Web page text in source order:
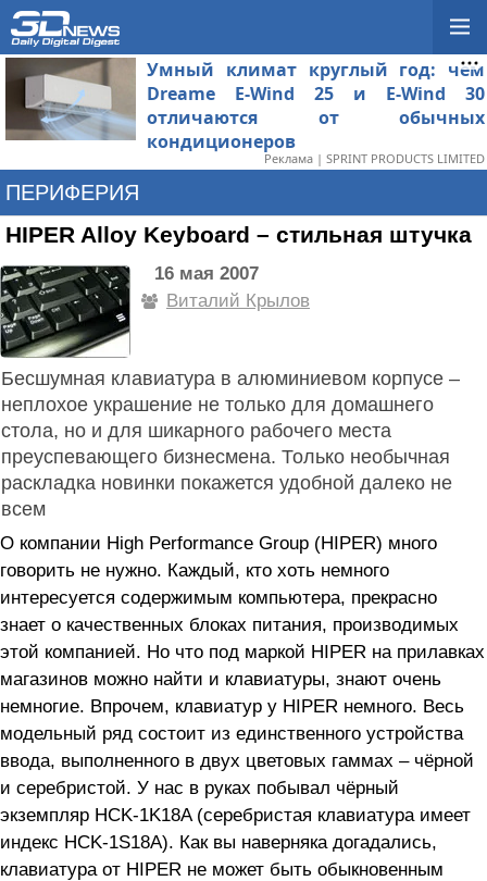
Умный климат круглый год: чем
Dreame E-Wind 25 и E-Wind 30
отличаются от обычных
кондиционеров
Реклама | SPRINT PRODUCTS LIMITED
ПЕРИФЕРИЯ
HIPER Alloy Keyboard – стильная штучка
16 мая 2007
Виталий Крылов
Бесшумная клавиатура в алюминиевом корпусе –
неплохое украшение не только для домашнего
стола, но и для шикарного рабочего места
преуспевающего бизнесмена. Только необычная
раскладка новинки покажется удобной далеко не
всем
О компании High Performance Group (HIPER) много
говорить не нужно. Каждый, кто хоть немного
интересуется содержимым компьютера, прекрасно
знает о качественных блоках питания, производимых
этой компанией. Но что под маркой HIPER на прилавках
магазинов можно найти и клавиатуры, знают очень
немногие. Впрочем, клавиатур у HIPER немного. Весь
модельный ряд состоит из единственного устройства
ввода, выполненного в двух цветовых гаммах – чёрной
и серебристой. У нас в руках побывал чёрный
экземпляр HCK-1K18A (серебристая клавиатура имеет
индекс HCK-1S18A). Как вы наверняка догадались,
клавиатура от HIPER не может быть обыкновенным